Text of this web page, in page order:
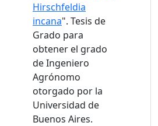
Hirschfeldia
incana". Tesis de
Grado para
obtener el grado
de Ingeniero
Agrónomo
otorgado por la
Universidad de
Buenos Aires.